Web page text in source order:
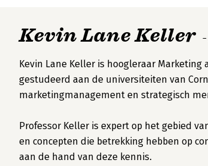
Kevin Lane Keller
Kevin Lane Keller is hoogleraar
gestudeerd aan de universiteiten van
marketingmanagement en strategisch
Professor Keller is expert op het gebied
en concepten die betrekking hebben op
aan de hand van deze kennis.